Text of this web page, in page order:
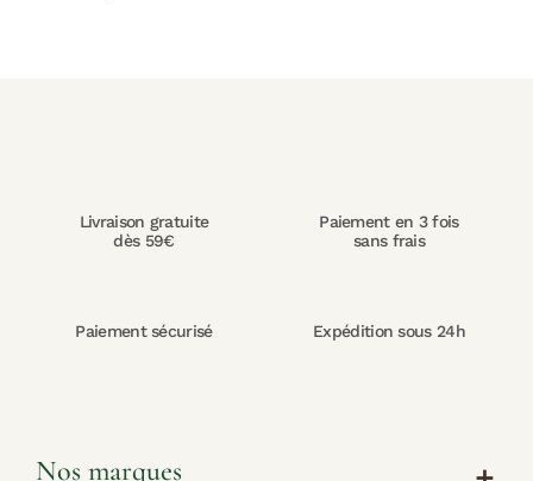
Livraison gratuite
dès 59€
Paiement en 3 fois
sans frais
Paiement sécurisé Expédition sous 24h
Nos marques